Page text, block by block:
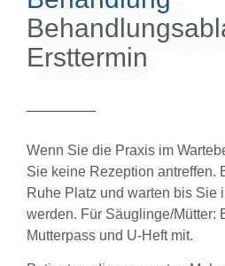
Ersttermin
Wenn Sie die Praxis im
Sie keine Rezeption antreffen.
Ruhe Platz und warten bis Sie
werden. Für Säuglinge/Mütter:
Mutterpass und U-Heft mit.